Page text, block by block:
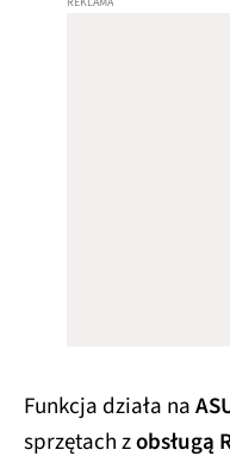
Funkcja działa na
sprzętach zobsługą